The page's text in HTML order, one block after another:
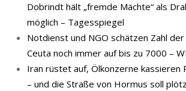
Dobrindt hält „fremde Mächte“ als
möglich – Tagesspiegel
Notdienst und NGO schätzen Zahl
Ceuta noch immer auf bis zu 7000 –
Iran rüstet auf, Ölkonzerne kassieren
– und die Straße von Hormus soll